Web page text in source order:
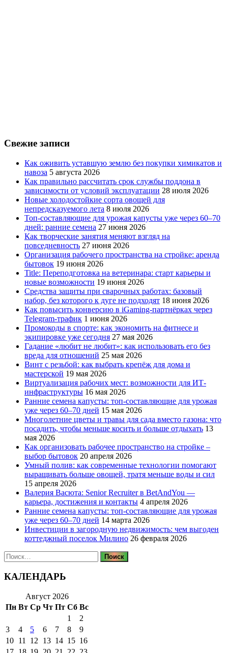
Свежие записи
Как оживить уставшую землю без покупки химикатов и
навоза 5 августа 2026
Как правильно рассчитать срок службы поддона в
зависимости от условий эксплуатации 28 июля 2026
Новые холодостойкие сорта овощей для
непредсказуемого лета 8 июля 2026
Топ-составляющие для урожая капусты уже через 60–70
дней: ранние семена 27 июня 2026
Как творческие занятия меняют взгляд на
повседневность 27 июня 2026
Организация рабочего пространства на стройке: аренда
бытовок 19 июня 2026
Title: Переподготовка на ветеринара: старт карьеры и
новые возможности 19 июня 2026
Средства защиты при сварочных работах: базовый
набор, без которого к дуге не подходят 18 июня 2026
Как повысить конверсию в iGaming-партнёрках через
Telegram-трафик 1 июня 2026
Промокоды в спорте: как экономить на фитнесе и
экипировке уже сегодня 27 мая 2026
Гадание «любит не любит»: как использовать его без
вреда для отношений 25 мая 2026
Винт с резьбой: как выбрать крепёж для дома и
мастерской 19 мая 2026
Виртуализация рабочих мест: возможности для ИТ-
инфраструктуры 16 мая 2026
Ранние семена капусты: топ‑составляющие для урожая
уже через 60–70 дней 15 мая 2026
Многолетние цветы и травы для сада вместо газона: что
посадить, чтобы меньше косить и больше отдыхать 13
мая 2026
Как организовать рабочее пространство на стройке –
выбор бытовок 20 апреля 2026
Умный полив: как современные технологии помогают
выращивать больше овощей, тратя меньше воды и сил
15 апреля 2026
Валерия Васюта: Senior Recruiter в BetAndYou —
карьера, достижения и контакты 4 апреля 2026
Ранние семена капусты: топ‑составляющие для урожая
уже через 60–70 дней 14 марта 2026
Инвестиции в загородную недвижимость: чем выгоден
коттеджный поселок Милино 26 февраля 2026
Найти:
КАЛЕНДАРЬ
Август 2026
Пн Вт Ср Чт Пт Сб Вс
1
2
3
4 5 6 7 8
9
10 11 12 13 14 15 16